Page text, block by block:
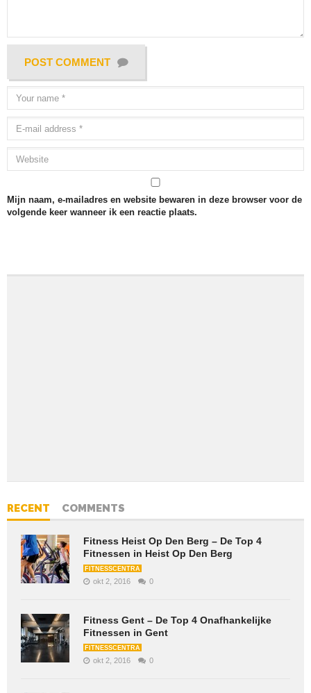
POST COMMENT
Mijn naam, e-mailadres en website bewaren in deze browser voor de
volgende keer wanneer ik een reactie plaats.
RECENT COMMENTS
Fitness Heist Op Den Berg – De Top 4
Fitnessen in Heist Op Den Berg
FITNESSCENTRA
okt 2, 2016 0
Fitness Gent – De Top 4 Onafhankelijke
Fitnessen in Gent
FITNESSCENTRA
okt 2, 2016 0